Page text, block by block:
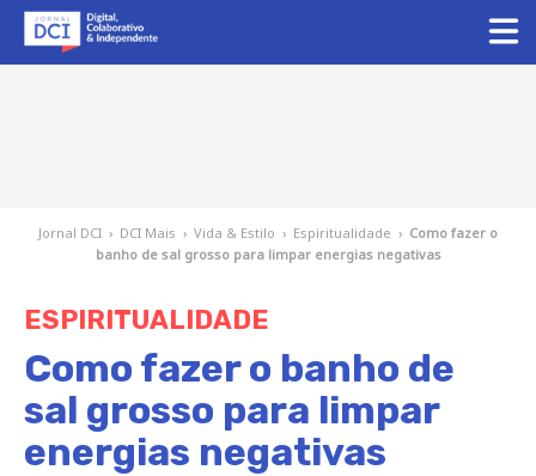
Jornal DCI › DCI Mais › Vida & Estilo › Espiritualidade › Como fazer o
banho de sal grosso para limpar energias negativas
ESPIRITUALIDADE
Como fazer o banho de
sal grosso para limpar
energias negativas